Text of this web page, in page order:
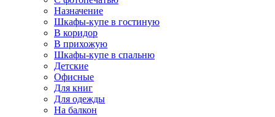
Назначение
Шкафы-купе в гостиную
В коридор
В прихожую
Шкафы-купе в спальню
Детские
Офисные
Для книг
Для одежды
На балкон